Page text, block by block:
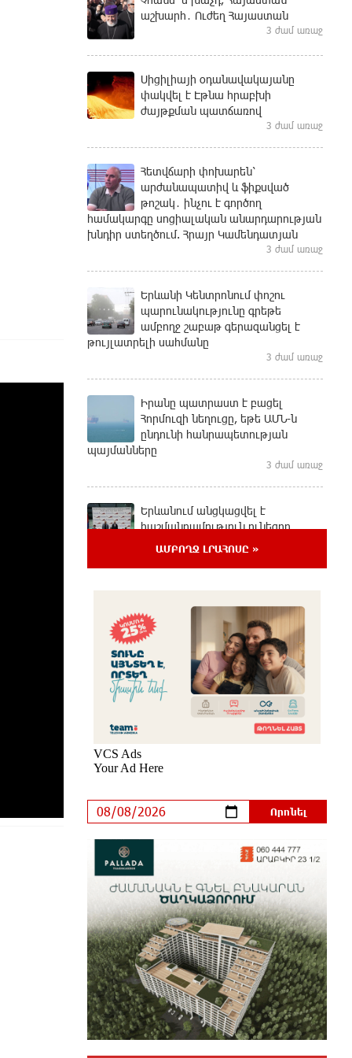
աշխարհ․ Ուժեղ Հայաստան
3 ժամ առաջ
Սիցիլիայի օդանավակայանը
փակվել է Էթնա հրաբխի
ժայթքման պատճառով
3 ժամ առաջ
Հետվճարի փոխարեն՝
արժանապատիվ և ֆիքսված
թոշակ․ ինչու է գործող
համակարգը սոցիալական անարդարության
խնդիր ստեղծում. Հրայր Կամենդատյան
3 ժամ առաջ
Երևանի Կենտրոնում փոշու
պարունակությունը գրեթե
ամբողջ շաբաթ գերազանցել է
թույլատրելի սահմանը
3 ժամ առաջ
Իրանը պատրաստ է բացել
Հորմուզի նեղուցը, եթե ԱՄՆ-ն
ընդունի հանրապետության
պայմանները
3 ժամ առաջ
Երևանում անցկացվել է
հաշմանդամություն ունեցող
Դմիտրի Մեդվեդև. Արևմուտքի
քաղաքականությունը
Հայաստանի նկատմամբ կրկնում
է վրացական սցենարը
2 ժամ առաջ
Ադրբեջանցիների բնակեցումը
պարունակում. Ավետիք Չալաբյան
«Հայաքվե»-ի
արձագանքել է Հայ Եկեղեցու
շուրջ ստեղծված իրավիճակին
«Շտապ հաստատեք քարտի
տվյալները»․ IDBank-ը
զգուշացնում է հյուրանոցների
ամրագրման հետ կապված
զեղծարարությունների մասին
մեկ ժամ առաջ
ԱՄԲՈՂՋ ԼՐԱՀՈՍԸ »